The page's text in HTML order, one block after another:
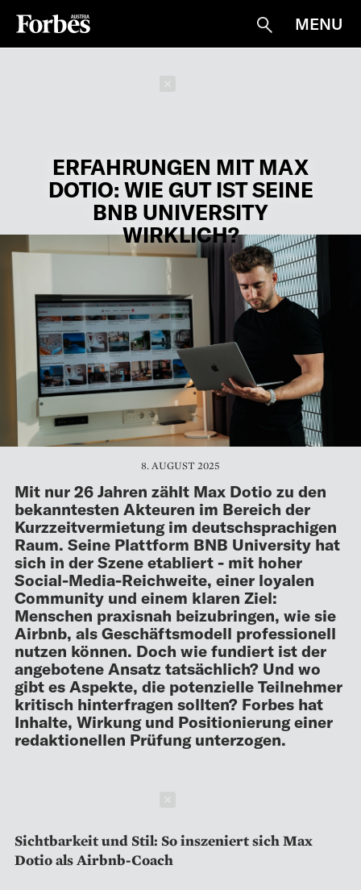
Suche
MENU
ERFAHRUNGEN MIT MAX
DOTIO: WIE GUT IST SEINE
BNB UNIVERSITY
WIRKLICH?
8. AUGUST 2025
Mit nur 26 Jahren zählt Max Dotio zu den
bekanntesten Akteuren im Bereich der
Kurzzeitvermietung im deutschsprachigen
Raum. Seine Plattform BNB University hat
sich in der Szene etabliert - mit hoher
Social-Media-Reichweite, einer loyalen
Community und einem klaren Ziel:
Menschen praxisnah beizubringen, wie sie
Airbnb, als Geschäftsmodell professionell
nutzen können. Doch wie fundiert ist der
angebotene Ansatz tatsächlich? Und wo
gibt es Aspekte, die potenzielle Teilnehmer
kritisch hinterfragen sollten? Forbes hat
Inhalte, Wirkung und Positionierung einer
redaktionellen Prüfung unterzogen.
Sichtbarkeit und Stil: So inszeniert sich Max
Dotio als Airbnb-Coach